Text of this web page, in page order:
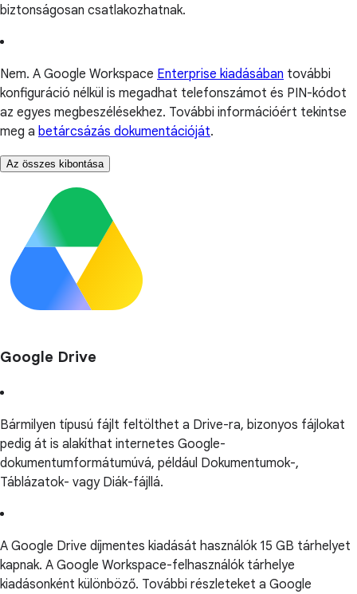
biztonságosan csatlakozhatnak.
Nem. A Google Workspace Enterprise kiadásában további
konfiguráció nélkül is megadhat telefonszámot és PIN-kódot
az egyes megbeszélésekhez. További információért tekintse
meg a betárcsázás dokumentációját.
Az összes kibontása
Google Drive
Bármilyen típusú fájlt feltölthet a Drive-ra, bizonyos fájlokat
pedig át is alakíthat internetes Google-
dokumentumformátumúvá, például Dokumentumok-,
Táblázatok- vagy Diák-fájllá.
A Google Drive díjmentes kiadását használók 15 GB tárhelyet
kapnak. A Google Workspace-felhasználók tárhelye
kiadásonként különböző. További részleteket a Google